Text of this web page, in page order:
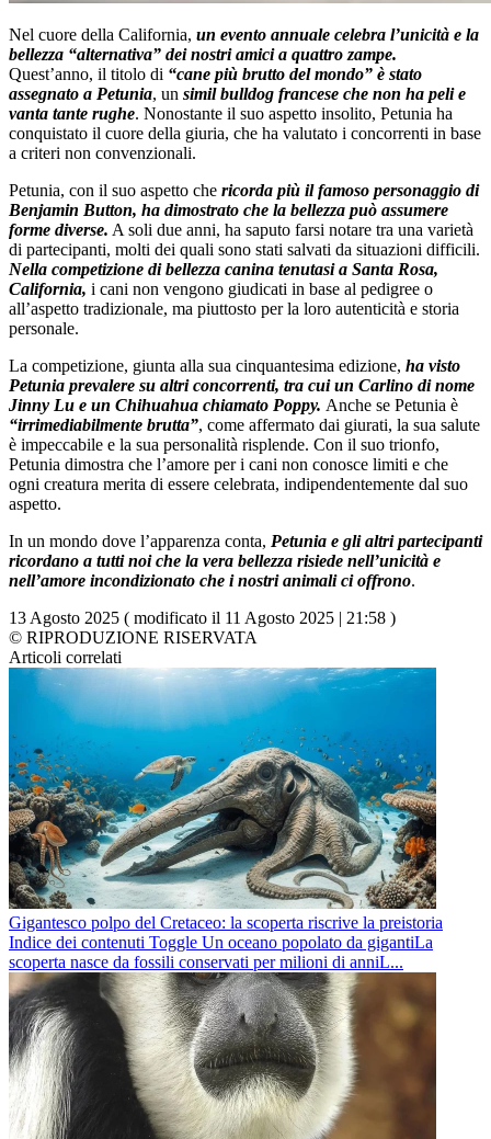
Nel cuore della California, un evento annuale celebra l’unicità e la
bellezza “alternativa” dei nostri amici a quattro zampe.
Quest’anno, il titolo di “cane più brutto del mondo” è stato
assegnato a Petunia, un simil bulldog francese che non ha peli e
vanta tante rughe. Nonostante il suo aspetto insolito, Petunia ha
conquistato il cuore della giuria, che ha valutato i concorrenti in base
a criteri non convenzionali.
Petunia, con il suo aspetto che ricorda più il famoso personaggio di
Benjamin Button, ha dimostrato che la bellezza può assumere
forme diverse. A soli due anni, ha saputo farsi notare tra una varietà
di partecipanti, molti dei quali sono stati salvati da situazioni difficili.
Nella competizione di bellezza canina tenutasi a Santa Rosa,
California, i cani non vengono giudicati in base al pedigree o
all’aspetto tradizionale, ma piuttosto per la loro autenticità e storia
personale.
La competizione, giunta alla sua cinquantesima edizione, ha visto
Petunia prevalere su altri concorrenti, tra cui un Carlino di nome
Jinny Lu e un Chihuahua chiamato Poppy. Anche se Petunia è
“irrimediabilmente brutta”, come affermato dai giurati, la sua salute
è impeccabile e la sua personalità risplende. Con il suo trionfo,
Petunia dimostra che l’amore per i cani non conosce limiti e che
ogni creatura merita di essere celebrata, indipendentemente dal suo
aspetto.
In un mondo dove l’apparenza conta, Petunia e gli altri partecipanti
ricordano a tutti noi che la vera bellezza risiede nell’unicità e
nell’amore incondizionato che i nostri animali ci offrono.
13 Agosto 2025 ( modificato il 11 Agosto 2025 | 21:58 )
© RIPRODUZIONE RISERVATA
Articoli correlati
Gigantesco polpo del Cretaceo: la scoperta riscrive la preistoria
Indice dei contenuti Toggle Un oceano popolato da gigantiLa
scoperta nasce da fossili conservati per milioni di anniL...